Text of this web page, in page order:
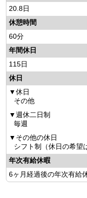
20.8日
休憩時間
60分
年間休日
115日
休日
休日
その他
週休二日制
毎週
その他の休日
シフト制（休日の希望
年次有給休暇
6ヶ月経過後の年次有給